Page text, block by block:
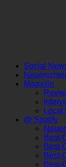
Social
Magazin
Local
@ Spotify
Best-
Best-
Best-
Best-